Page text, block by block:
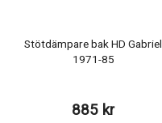
Stötdämpare bak HD Gabriel
1971-85
885 kr